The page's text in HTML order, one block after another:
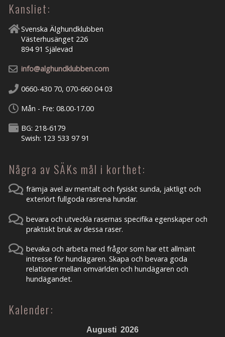
Kansliet:
Svenska Älghundklubben
Västerhusänget 226
894 91 Själevad
info@alghundklubben.com
0660-430 70, 070-660 04 03
Mån - Fre: 08.00-17.00
BG: 218-6179
Swish: 123 533 97 91
Några av SÄKs mål i korthet:
främja avel av mentalt och fysiskt sunda, jaktligt och
exteriört fullgoda rasrena hundar.
bevara och utveckla rasernas specifika egenskaper och
praktiskt bruk av dessa raser.
bevaka och arbeta med frågor som har ett allmänt
intresse för hundägaren. Skapa och bevara goda
relationer mellan omvärlden och hundägaren och
hundägandet.
Kalender:
Augusti 2026